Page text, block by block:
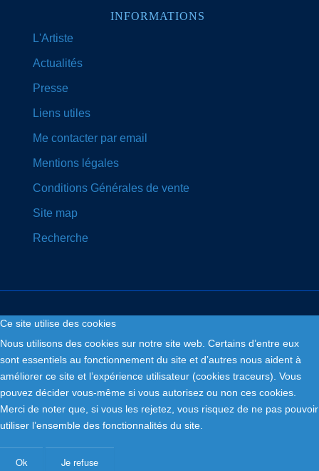
INFORMATIONS
L'Artiste
Actualités
Presse
Liens utiles
Me contacter par email
Mentions légales
Conditions Générales de vente
Site map
Recherche
Ce site utilise des cookies
Nous utilisons des cookies sur notre site web. Certains d’entre eux
sont essentiels au fonctionnement du site et d’autres nous aident à
améliorer ce site et l’expérience utilisateur (cookies traceurs). Vous
pouvez décider vous-même si vous autorisez ou non ces cookies.
Merci de noter que, si vous les rejetez, vous risquez de ne pas pouvoir
utiliser l’ensemble des fonctionnalités du site.
Ok Je refuse